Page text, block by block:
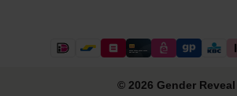
© 2026 Gender Reveal